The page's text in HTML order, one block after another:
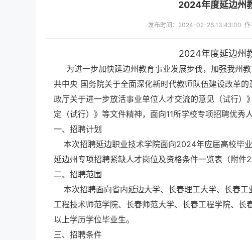
2024年度延边州
发布时间：2024-02-26 13:43:00 作
2024年度延边州
为进一步加快延边州教育事业发展步伐，加强我州
共中央 国务院关于全面深化新时代教师队伍建设改革
政厅关于进一步放活事业单位人才交流的意见（试行
定（试行）》等文件精神，面向11所学校专项招聘优秀
一、招聘计划
本次招聘延边职业技术学院面向2024年应届高校毕
延边州专项招聘紧缺人才岗位及资格条件一览表（附件2
二、招聘范围
本次招聘面向省内延边大学、长春理工大学、长春工
工程技术师范学院、长春师范大学、长春工程学院、
以上学历学位毕业生。
三、招聘条件